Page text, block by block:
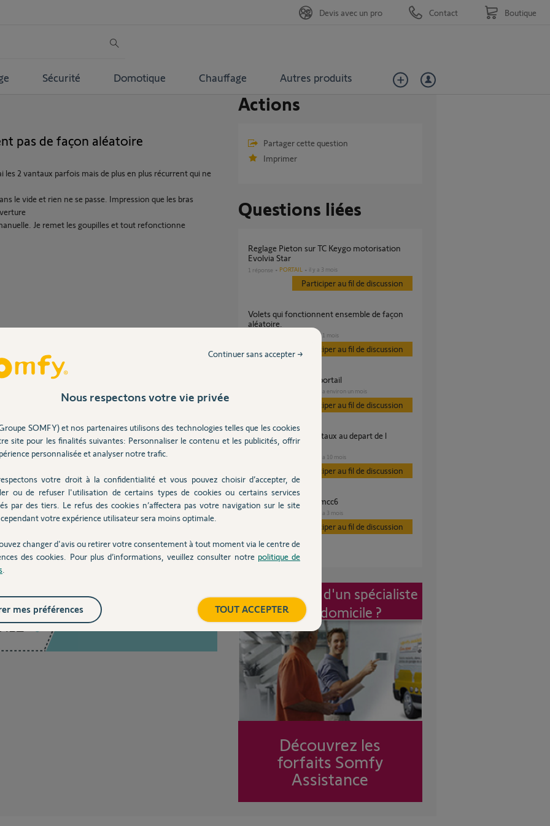
Sécurité Domotique Chauffage Autres produits
Devis avec un pro Contact Boutique
pas de façon aléatoire
les 2 vantaux parfois mais de plus en plus récurrent qui ne
le vide et rien ne se passe. Impression que les bras
Je remet les goupilles et tout refonctionne
Participer au fil de discussion
n05AzYa9DIA
Posez votre question
Actions
Partager cette question
Imprimer
Questions liées
Reglage Pieton sur TC Keygo motorisation
Evolvia Star
1 réponse PORTAIL il y a 3 mois
Participer au fil de discussion
Volets qui fonctionnent ensemble de façon
aléatoire.
il y a 11 mois
Participer au fil de discussion
Problème aléatoire portail
il y a environ un mois
Participer au fil de discussion
ouverture des 2 vantaux au depart de l
autoapprentissage ?
il y a 10 mois
Participer au fil de discussion
Reset exavia start 2mcc6
il y a 3 mois
Participer au fil de discussion
Intervention d'un spécialiste
à mon domicile ?
Découvrez les
forfaits Somfy
Assistance
Nous respectons votre vie privée
SOMFY) et nos partenaires utilisons des technologies telles que les cookies
site pour les finalités suivantes: Personnaliser le contenu et les publicités, offrir
personnalisée et analyser notre trafic.
votre droit à la confidentialité et vous pouvez choisir d’accepter, de
ou de refuser l'utilisation de certains types de cookies ou certains services
par des tiers. Le refus des cookies n’affectera pas votre navigation sur le site
votre expérience utilisateur sera moins optimale.
changer d'avis ou retirer votre consentement à tout moment via le centre de
des cookies. Pour plus d’informations, veuillez consulter notre politique de
Continuer sans accepter →
TOUT ACCEPTER
mes préférences